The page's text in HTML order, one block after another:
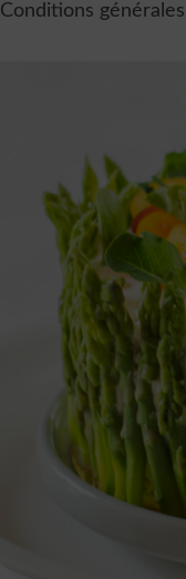
Conditions générales